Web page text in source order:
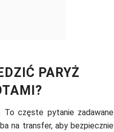
PARYŻ
To częste pytanie zadawane
na transfer, aby bezpiecznie